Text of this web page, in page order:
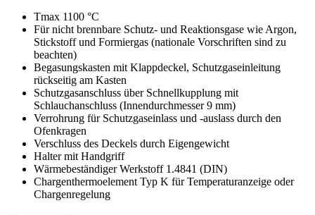
Tmax 1100 °C
Für nicht brennbare Schutz- und Reaktionsgase wie Argon,
Stickstoff und Formiergas (nationale Vorschriften sind zu
beachten)
Begasungskasten mit Klappdeckel, Schutzgaseinleitung
rückseitig am Kasten
Schutzgasanschluss über Schnellkupplung mit
Schlauchanschluss (Innendurchmesser 9 mm)
Verrohrung für Schutzgaseinlass und -auslass durch den
Ofenkragen
Verschluss des Deckels durch Eigengewicht
Halter mit Handgriff
Wärmebeständiger Werkstoff 1.4841 (DIN)
Chargenthermoelement Typ K für Temperaturanzeige oder
Chargenregelung